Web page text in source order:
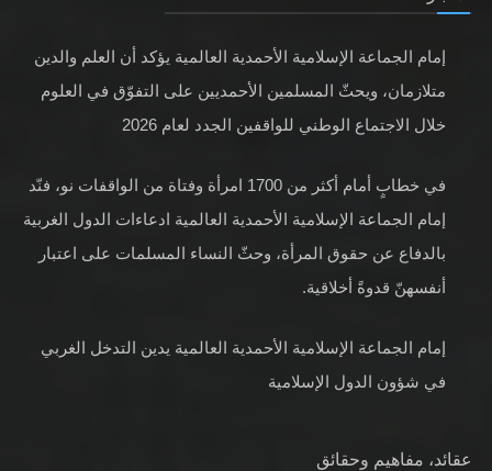
إمام الجماعة الإسلامية الأحمدية العالمية يؤكد أن العلم والدين
متلازمان، ويحثّ المسلمين الأحمديين على التفوّق في العلوم
خلال الاجتماع الوطني للواقفين الجدد لعام 2026
في خطابٍ أمام أكثر من 1700 امرأة وفتاة من الواقفات نو، فنّد
إمام الجماعة الإسلامية الأحمدية العالمية ادعاءات الدول الغربية
بالدفاع عن حقوق المرأة، وحثّ النساء المسلمات على اعتبار
أنفسهنّ قدوةً أخلاقية.
إمام الجماعة الإسلامية الأحمدية العالمية يدين التدخل الغربي
في شؤون الدول الإسلامية
عقائد، مفاهيم وحقائق